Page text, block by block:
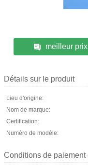
meilleur prix
Détails sur le produit
Lieu d'origine:
Nom de marque:
Certification:
Numéro de modèle:
Conditions de paiement